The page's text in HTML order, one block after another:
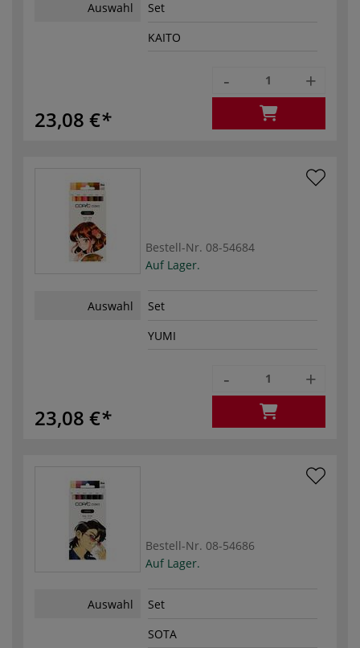
Auswahl
Set
KAITO
23,08 €
- +
Bestell-Nr. 08-54684
Auf Lager.
Auswahl
Set
YUMI
23,08 €
- +
Bestell-Nr. 08-54686
Auf Lager.
Auswahl
Set
SOTA